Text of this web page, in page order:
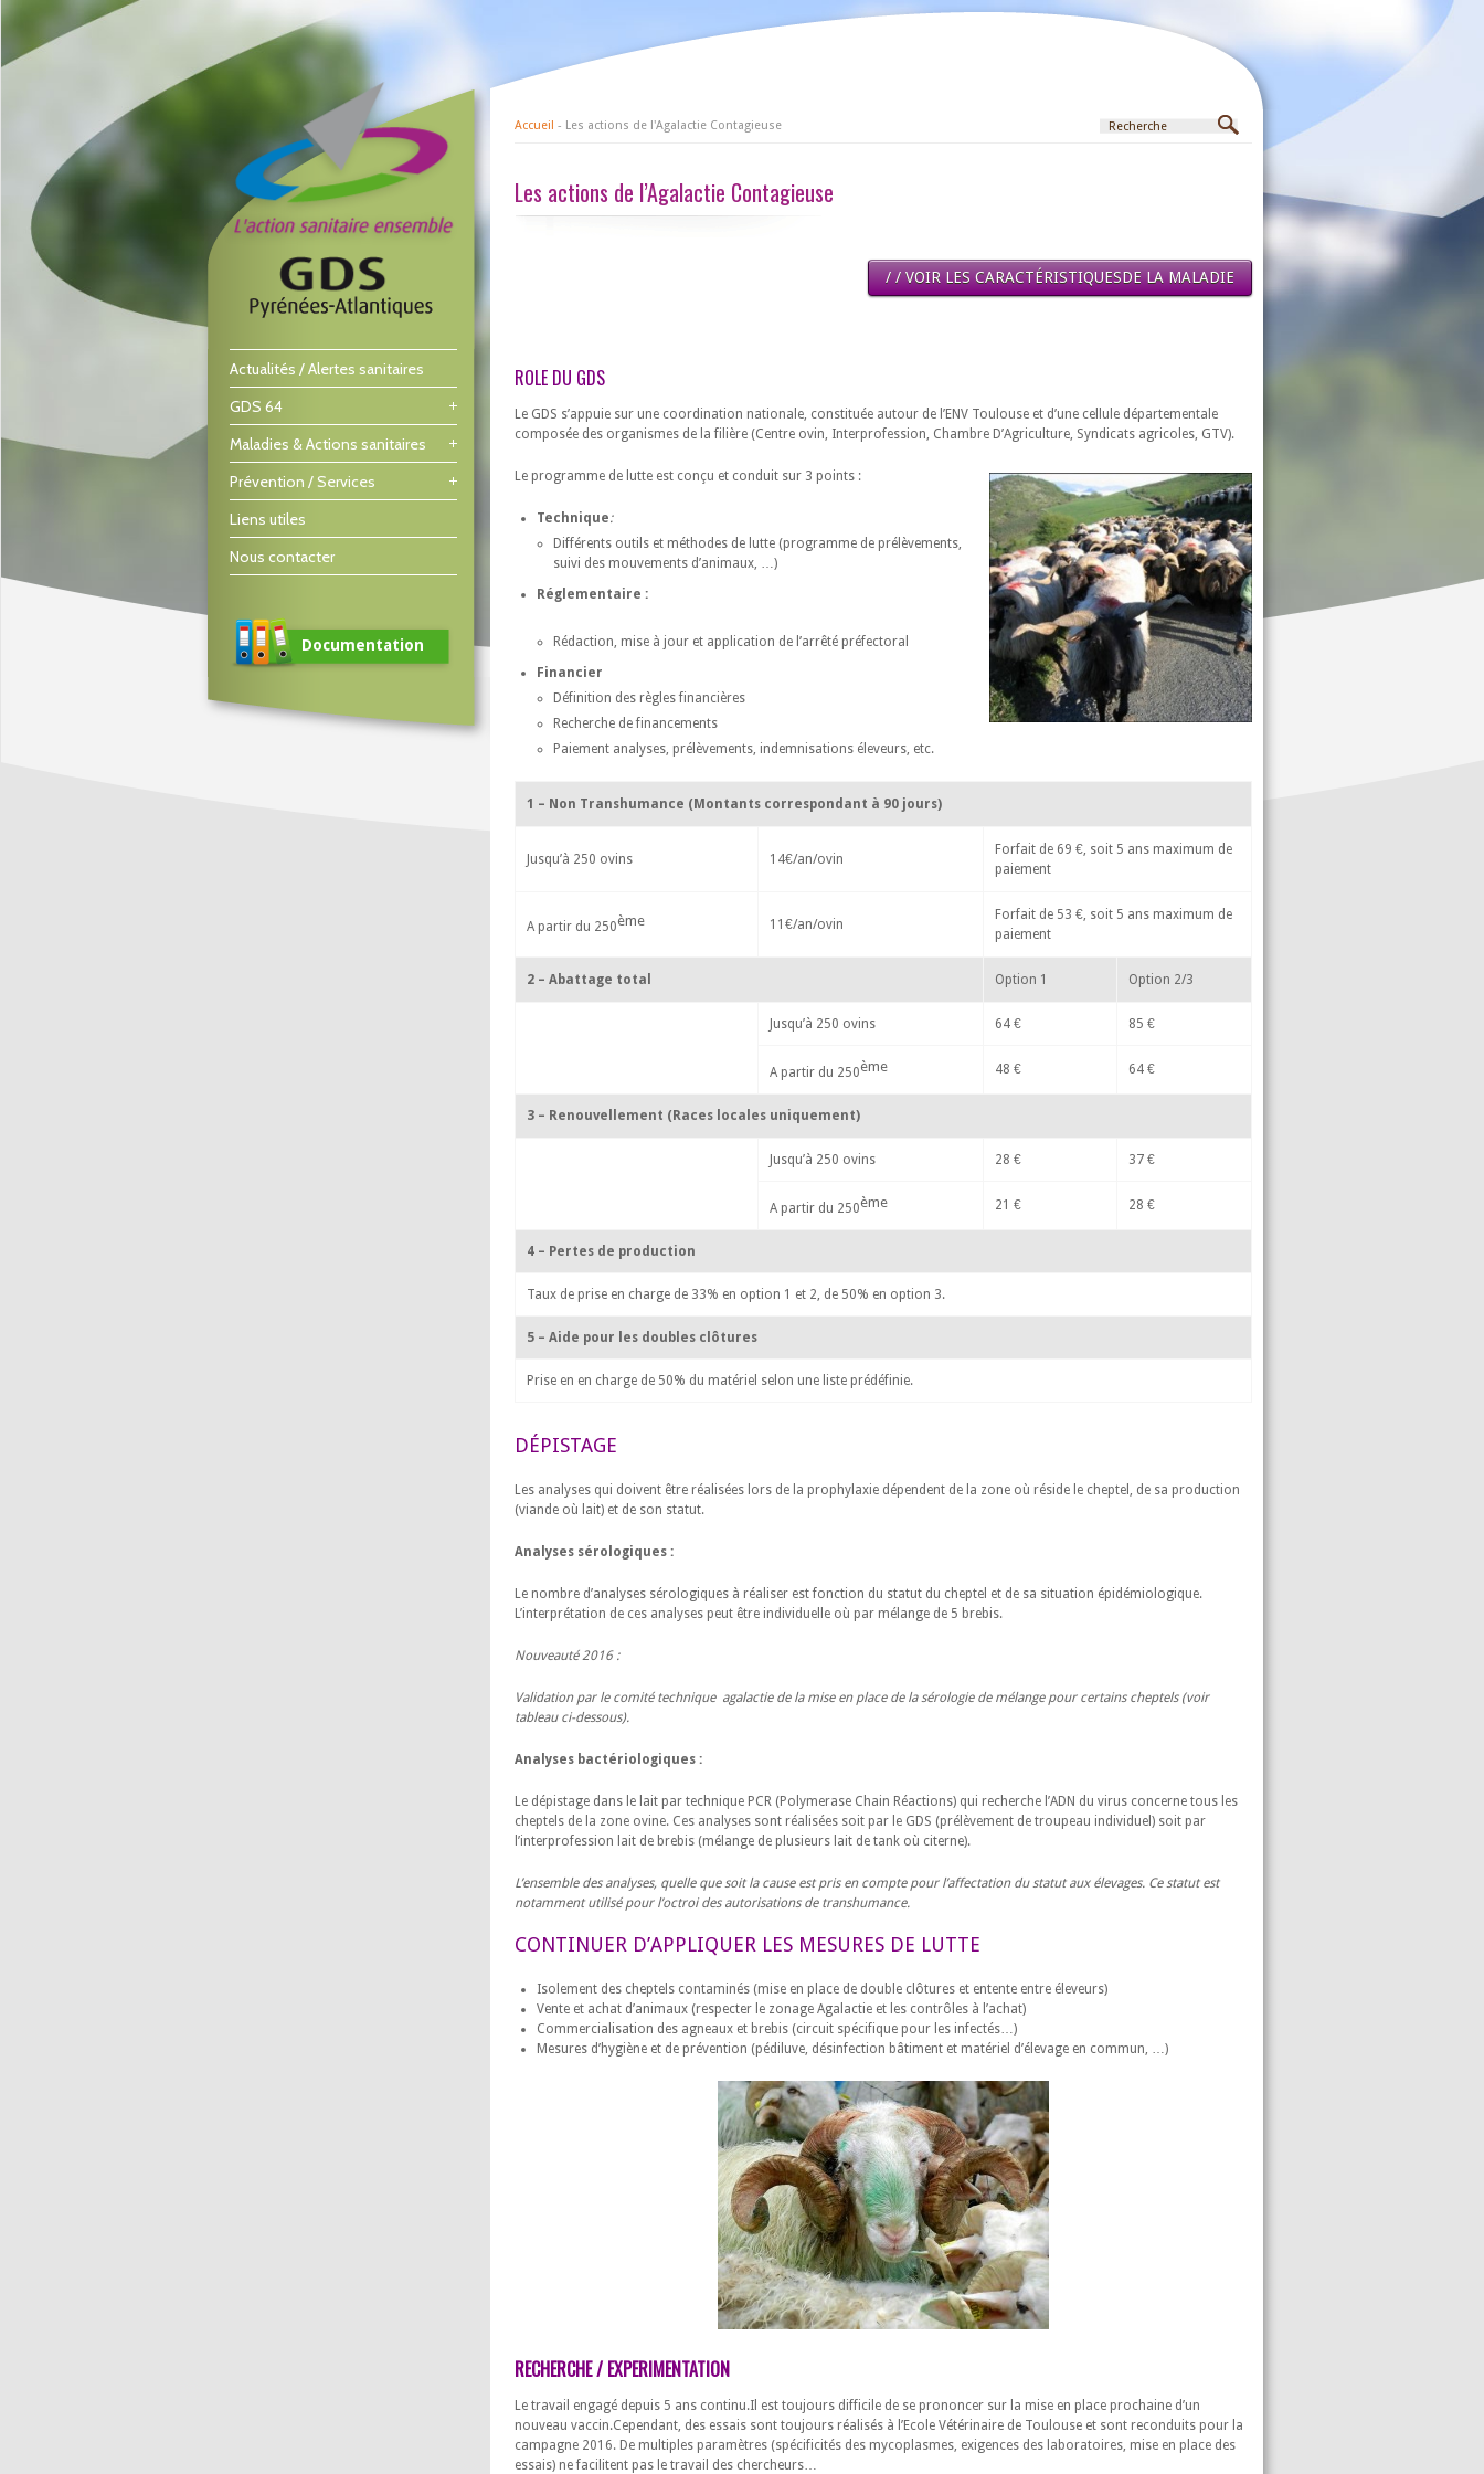
Actualités / Alertes sanitaires
GDS 64
Maladies & Actions sanitaires
Prévention / Services
Liens utiles
Nous contacter
Documentation
Accueil - Les actions de l'Agalactie Contagieuse
Les actions de l’Agalactie Contagieuse
/ / VOIR LES CARACTÉRISTIQUESDE LA MALADIE
ROLE DU GDS
Le GDS s’appuie sur une coordination nationale, constituée autour de l’ENV Toulouse et d’une cellule départementale
composée des organismes de la filière (Centre ovin, Interprofession, Chambre D’Agriculture, Syndicats agricoles, GTV).
Le programme de lutte est conçu et conduit sur 3 points :
Technique:
Différents outils et méthodes de lutte (programme de prélèvements,
suivi des mouvements d’animaux, …)
Réglementaire :
Rédaction, mise à jour et application de l’arrêté préfectoral
Financier
Définition des règles financières
Recherche de financements
Paiement analyses, prélèvements, indemnisations éleveurs, etc.
1 – Non Transhumance (Montants correspondant à 90 jours)
Jusqu’à 250 ovins 14€/an/ovin
Forfait de 69 €, soit 5 ans maximum de
paiement
A partir du 250ème 11€/an/ovin
Forfait de 53 €, soit 5 ans maximum de
paiement
2 – Abattage total Option 1 Option 2/3
Jusqu’à 250 ovins 64 € 85 €
A partir du 250ème 48 € 64 €
3 – Renouvellement (Races locales uniquement)
Jusqu’à 250 ovins 28 € 37 €
A partir du 250ème 21 € 28 €
4 – Pertes de production
Taux de prise en charge de 33% en option 1 et 2, de 50% en option 3.
5 – Aide pour les doubles clôtures
Prise en en charge de 50% du matériel selon une liste prédéfinie.
DÉPISTAGE
Les analyses qui doivent être réalisées lors de la prophylaxie dépendent de la zone où réside le cheptel, de sa production
(viande où lait) et de son statut.
Analyses sérologiques :
Le nombre d’analyses sérologiques à réaliser est fonction du statut du cheptel et de sa situation épidémiologique.
L’interprétation de ces analyses peut être individuelle où par mélange de 5 brebis.
Nouveauté 2016 :
Validation par le comité technique agalactie de la mise en place de la sérologie de mélange pour certains cheptels (voir
tableau ci-dessous).
Analyses bactériologiques :
Le dépistage dans le lait par technique PCR (Polymerase Chain Réactions) qui recherche l’ADN du virus concerne tous les
cheptels de la zone ovine. Ces analyses sont réalisées soit par le GDS (prélèvement de troupeau individuel) soit par
l’interprofession lait de brebis (mélange de plusieurs lait de tank où citerne).
L’ensemble des analyses, quelle que soit la cause est pris en compte pour l’affectation du statut aux élevages. Ce statut est
notamment utilisé pour l’octroi des autorisations de transhumance.
CONTINUER D’APPLIQUER LES MESURES DE LUTTE
Isolement des cheptels contaminés (mise en place de double clôtures et entente entre éleveurs)
Vente et achat d’animaux (respecter le zonage Agalactie et les contrôles à l’achat)
Commercialisation des agneaux et brebis (circuit spécifique pour les infectés…)
Mesures d’hygiène et de prévention (pédiluve, désinfection bâtiment et matériel d’élevage en commun, …)
RECHERCHE / EXPERIMENTATION
Le travail engagé depuis 5 ans continu.Il est toujours difficile de se prononcer sur la mise en place prochaine d’un
nouveau vaccin.Cependant, des essais sont toujours réalisés à l’Ecole Vétérinaire de Toulouse et sont reconduits pour la
campagne 2016. De multiples paramètres (spécificités des mycoplasmes, exigences des laboratoires, mise en place des
essais) ne facilitent pas le travail des chercheurs…